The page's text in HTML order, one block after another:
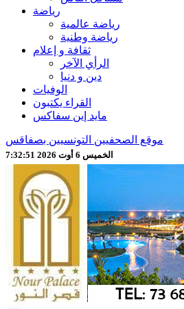
رياضة
رياضة عالمية
رياضة وطنية
ثقافة و إعلام
الرأي الآخر
دين و دنيا
الوفيات
القراء يكتبون
مايد إين سفاكس
موقع الصحفيين التونسيين بصفاقس
الخميس 6 أوت 2026 7:32:53